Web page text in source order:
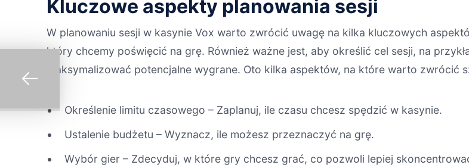
Kluczowe aspekty planowania sesji
W planowaniu sesji w kasynie Vox warto zwrócić uwagę na kilka kluczowych
który chcemy poświęcić na grę. Również ważne jest, aby określić cel sesji, na
maksymalizować potencjalne wygrane. Oto kilka aspektów, na które warto zwrócić
Określenie limitu czasowego – Zaplanuj, ile czasu chcesz spędzić w kasynie.
Ustalenie budżetu – Wyznacz, ile możesz przeznaczyć na grę.
Wybór gier – Zdecyduj, w które gry chcesz grać, co pozwoli lepiej